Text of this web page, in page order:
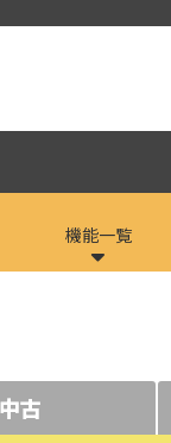
機能一覧
中古